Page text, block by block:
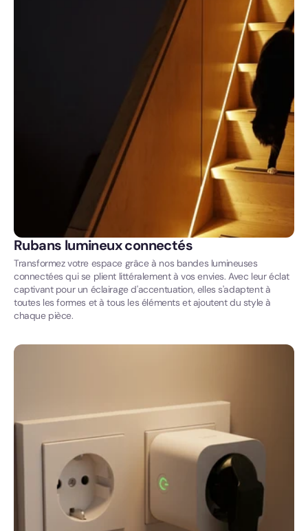
Rubans lumineux connectés
Transformez votre espace grâce à nos bandes lumineuses
connectées qui se plient littéralement à vos envies. Avec leur éclat
captivant pour un éclairage d'accentuation, elles s'adaptent à
toutes les formes et à tous les éléments et ajoutent du style à
chaque pièce.